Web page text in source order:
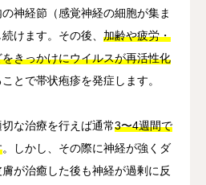
神経節（感覚神経の細胞が集ま
けます。その後、 加齢や疲労・
きっかけにウイルスが再活性化
とで帯状疱疹を発症します。
な治療を行えば通常3〜4週間で
。しかし、その際に神経が強くダ
が治癒した後も神経が過剰に反